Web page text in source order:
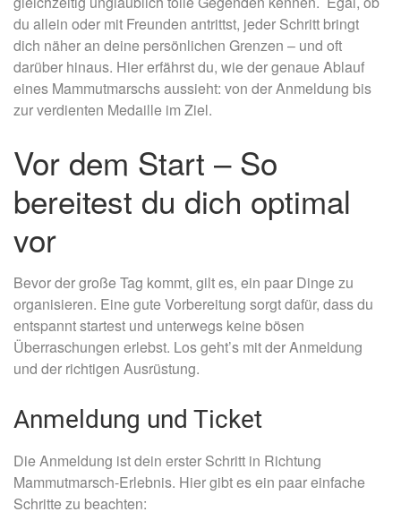
du allein oder mit Freunden antrittst, jeder Schritt bringt
dich näher an deine persönlichen Grenzen – und oft
darüber hinaus. Hier erfährst du, wie der genaue Ablauf
eines Mammutmarschs aussieht: von der Anmeldung bis
zur verdienten Medaille im Ziel.
Vor dem Start – So
bereitest du dich optimal
vor
Bevor der große Tag kommt, gilt es, ein paar Dinge zu
organisieren. Eine gute Vorbereitung sorgt dafür, dass du
entspannt startest und unterwegs keine bösen
Überraschungen erlebst. Los geht’s mit der Anmeldung
und der richtigen Ausrüstung.
Anmeldung und Ticket
Die Anmeldung ist dein erster Schritt in Richtung
Mammutmarsch-Erlebnis. Hier gibt es ein paar einfache
Schritte zu beachten: